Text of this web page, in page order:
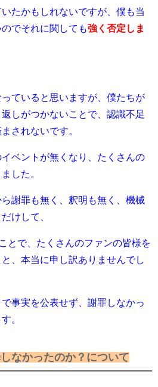
たかもしれないですが、僕も当
でそれに関しても強く否定しま
ていると思いますが、僕たちが
しがつかないことで、認識不足
されないです。
ベントが無くなり、たくさんの
した。
謝罪も無く、釈明も無く、機械
けして、
とで、たくさんのファンの皆様を
、本当に申し訳ありませんでし
事実を公表せず、謝罪しなかっ
。
なかったのか？について